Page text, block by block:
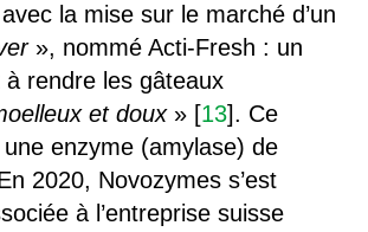
la mise sur le marché d’un
», nommé Acti-Fresh : un
à rendre les gâteaux
et doux» [13]. Ce
enzyme (amylase) de
2020, Novozymes s’est
à l’entreprise suisse